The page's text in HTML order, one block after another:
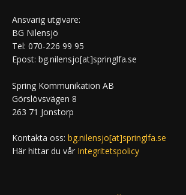
Ansvarig utgivare:
BG Nilensjö
Tel: 070-226 99 95
Epost: bg.nilensjo[at]springlfa.se
Spring Kommunikation AB
Görslövsvägen 8
263 71 Jonstorp
Kontakta oss: bg.nilensjo[at]springlfa.se
Här hittar du vår Integritetspolicy